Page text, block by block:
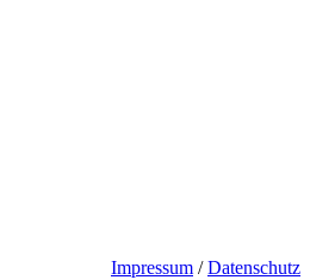
Impressum /Datenschutz